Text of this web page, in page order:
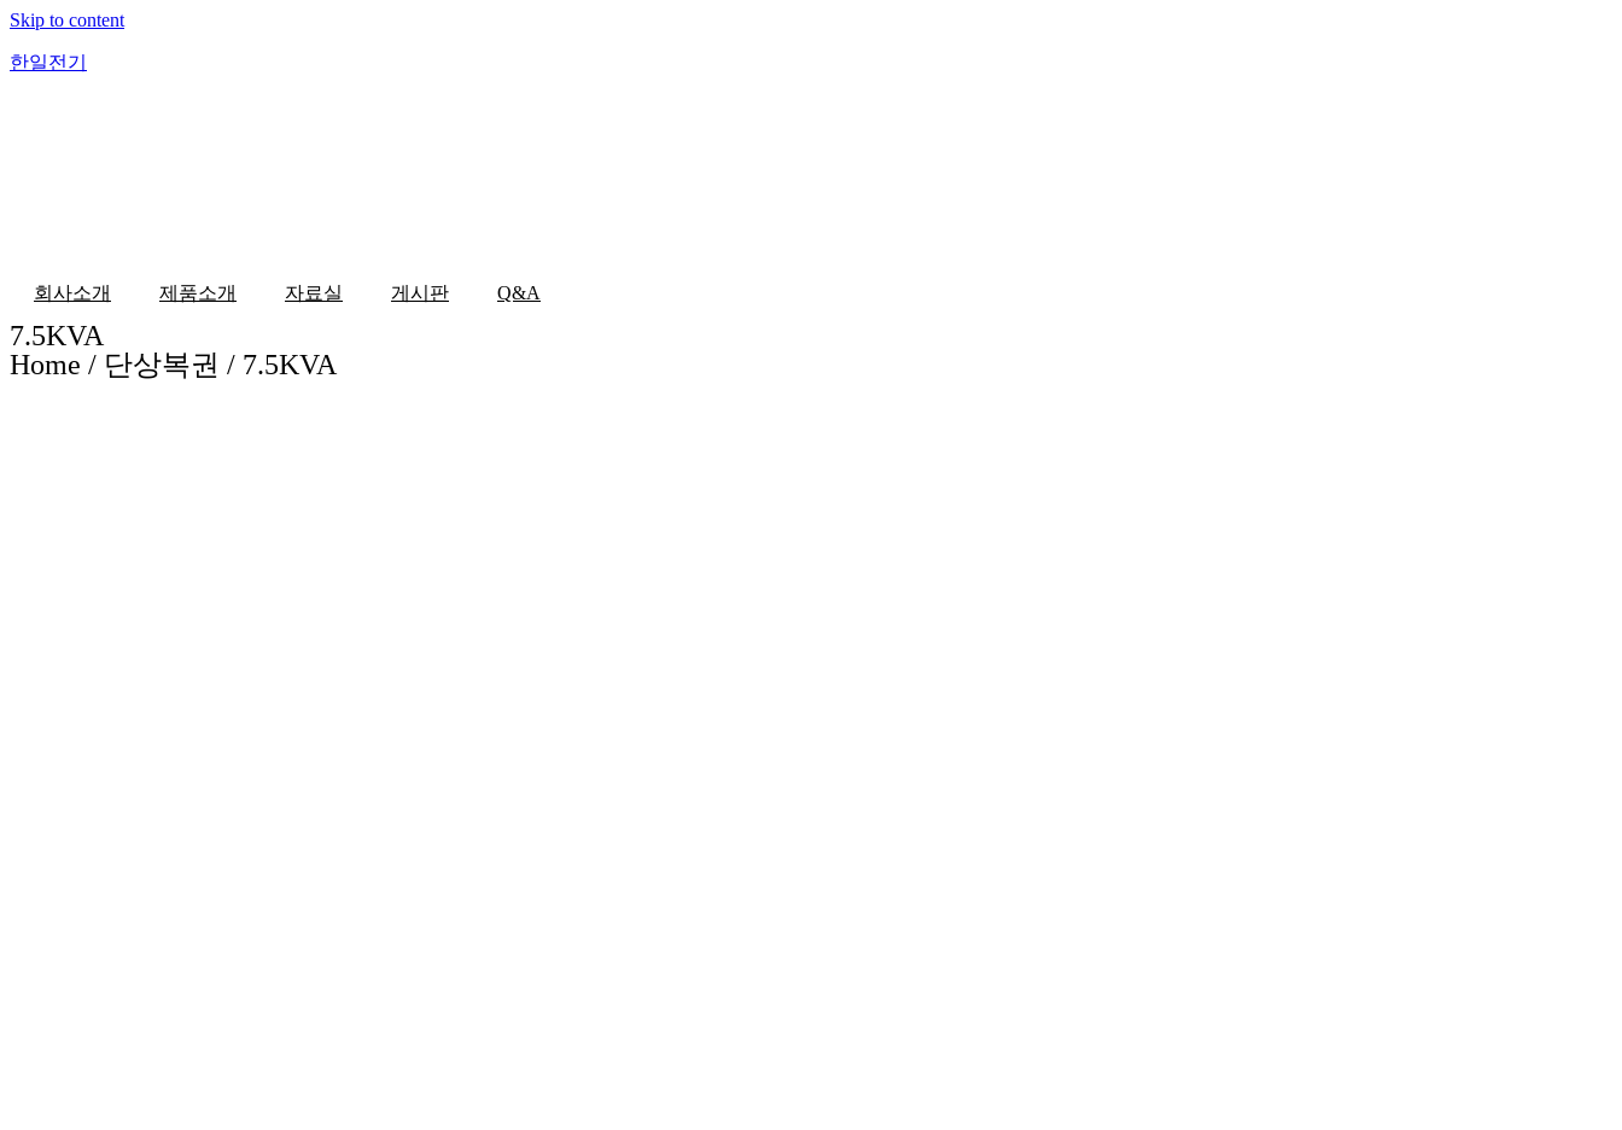
Skip to content
한일전기
회사소개 제품소개 자료실 게시판 Q&A
7.5KVA
Home / 단상복권 / 7.5KVA